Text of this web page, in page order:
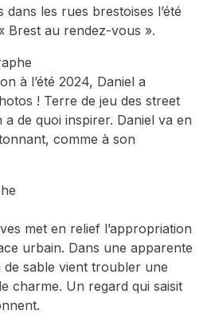
les rues brestoises l’été
Brest au rendez-vous ».
à l’été 2024, Daniel a
! Terre de jeu des street
de quoi inspirer. Daniel va en
comme à son
met en relief l’appropriation
urbain. Dans une apparente
sable vient troubler une
charme. Un regard qui saisit